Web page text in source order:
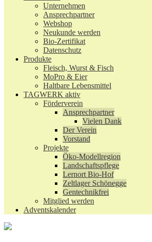
Unternehmen
Ansprechpartner
Webshop
Neukunde werden
Bio-Zertifikat
Datenschutz
Produkte
Fleisch, Wurst & Fisch
MoPro & Eier
Haltbare Lebensmittel
TAGWERK aktiv
Förderverein
Ansprechpartner
Vielen Dank
Der Verein
Vorstand
Projekte
Öko-Modellregion
Landschaftspflege
Lernort Bio-Hof
Zeltlager Schönegge
Gentechnikfrei
Mitglied werden
Adventskalender